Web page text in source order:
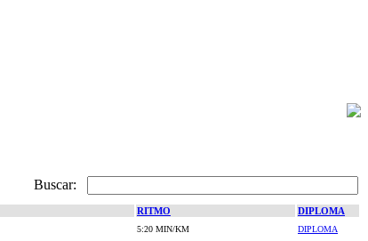
Buscar:
RITMO DIPLOMA
5:20 MIN/KM
DIPLOMA